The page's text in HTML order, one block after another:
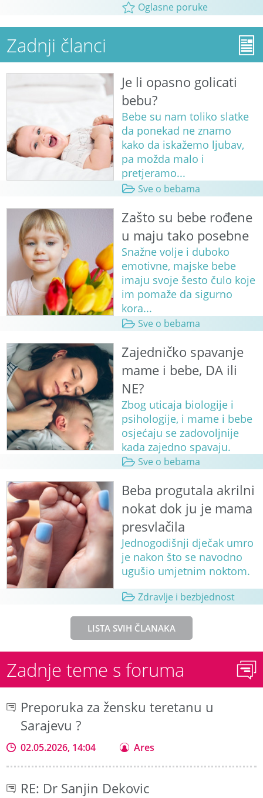
Oglasne poruke
Zadnji članci
Je li opasno golicati
bebu?
Bebe su nam toliko slatke
da ponekad ne znamo
kako da iskažemo ljubav,
pa možda malo i
pretjeramo...
Sve o bebama
Zašto su bebe rođene
u maju tako posebne
Snažne volje i duboko
emotivne, majske bebe
imaju svoje šesto čulo koje
im pomaže da sigurno
kora...
Sve o bebama
Zajedničko spavanje
mame i bebe, DA ili
NE?
Zbog uticaja biologije i
psihologije, i mame i bebe
osjećaju se zadovoljnije
kada zajedno spavaju.
Sve o bebama
Beba progutala akrilni
nokat dok ju je mama
presvlačila
Jednogodišnji dječak umro
je nakon što se navodno
ugušio umjetnim noktom.
Zdravlje i bezbjednost
LISTA SVIH ČLANAKA
Zadnje teme s foruma
Preporuka za žensku teretanu u
Sarajevu ?
02.05.2026, 14:04 Ares
RE: Dr Sanjin Dekovic